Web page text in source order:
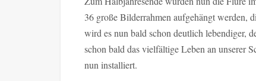
36 große Bilderrahmen aufgehängt werden,
wird es nun bald schon deutlich lebendiger,
schon bald das vielfältige Leben an unserer
nun installiert.